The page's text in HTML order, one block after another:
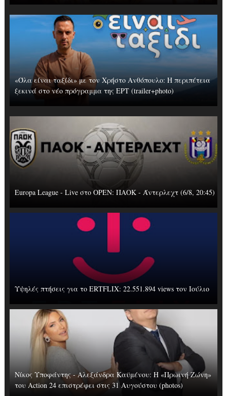
«Όλα είναι ταξίδι» με τον Χρήστο Ανθόπουλο: Η περιπέτεια
ξεκινά στο νέο πρόγραμμα της ΕΡΤ (trailer+photo)
Europa League - Live στο OΡΕΝ: ΠΑΟΚ - Άντερλεχτ (6/8, 20:45)
Υψηλές πτήσεις για το ERTFLIX: 22.551.894 views τον Ιούλιο
Νίκος Υποφάντης - Αλεξάνδρα Καϋμένου: Η «Πρωινή Ζώνη»
του Action 24 επιστρέφει στις 31 Αυγούστου (photos)